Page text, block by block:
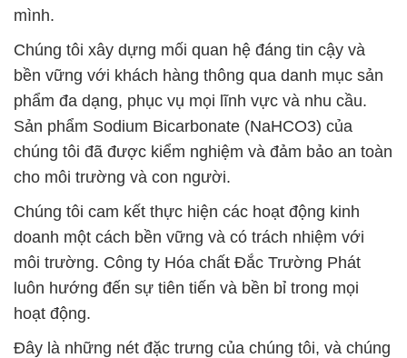
mình.
Chúng tôi xây dựng mối quan hệ đáng tin cậy và
bền vững với khách hàng thông qua danh mục sản
phẩm đa dạng, phục vụ mọi lĩnh vực và nhu cầu.
Sản phẩm Sodium Bicarbonate (NaHCO3) của
chúng tôi đã được kiểm nghiệm và đảm bảo an toàn
cho môi trường và con người.
Chúng tôi cam kết thực hiện các hoạt động kinh
doanh một cách bền vững và có trách nhiệm với
môi trường. Công ty Hóa chất Đắc Trường Phát
luôn hướng đến sự tiên tiến và bền bỉ trong mọi
hoạt động.
Đây là những nét đặc trưng của chúng tôi, và chúng